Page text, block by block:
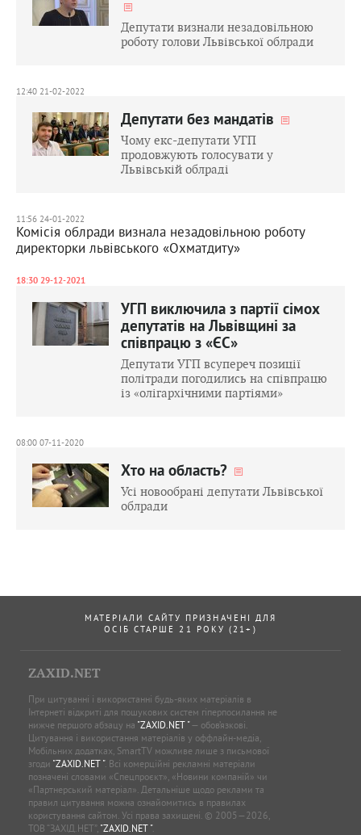
Депутати визнали незадовільною
роботу голови Львівської облради
12:40 21-02-2022
Депутати без мандатів
Чому екс-депутати УГП
продовжують голосувати у
Львівській облраді
11:56 24-01-2022
Комісія облради визнала незадовільною роботу
директорки львівського «Охматдиту»
18:30 29-12-2021
УГП виключила з партії сімох
депутатів на Львівщині за
співпрацю з «ЄС»
Депутати УГП всупереч позиції
політради погодились на співпрацю
із «олігархічними партіями»
08:00 07-11-2020
Хто на область?
Усі новообрані депутати Львівської
облради
МАТЕРІАЛИ САЙТУ ПРИЗНАЧЕНІ ДЛЯ
ОСІБ СТАРШЕ 21 РОКУ (21+)
ZAXID.NET
При цитуванні і використанні будь-яких матеріалів в
Інтернеті відкриті для пошукових систем гіперпосилання не
нижче першого абзацу на "ZAXID.NET "— обов’язкові.
Цитування і використання матеріалів у оффлайн-медіа,
Мобільних додатках, SmartTV можливе лише з письмової
згоди "ZAXID.NET ". Всі комерційні рекламні матеріали
позначені словами «Спецпроєкт», «Новини компаній» чи
«Партнерський матеріал». Детальніше щодо реклами та
правил цитування можна ознайомитись в правилах
користування сайтом. Усі права захищені. © 2005—2026,
ТОВ “ЗАХІД.НЕТ”, "ZAXID.NET ".